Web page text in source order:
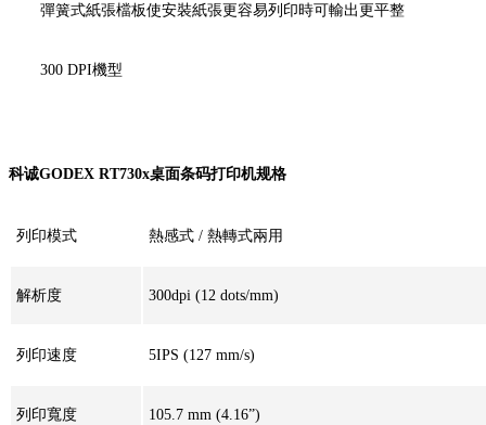
彈簧式紙張檔板使安裝紙張更容易列印時可輸出更平整
300 DPI機型
科诚GODEX RT730x桌面条码打印机规格
列印模式 熱感式 / 熱轉式兩用
解析度 300dpi (12 dots/mm)
列印速度 5IPS (127 mm/s)
列印寬度 105.7 mm (4.16”)